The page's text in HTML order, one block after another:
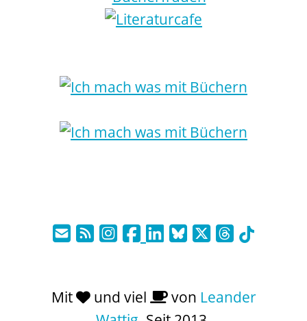
Mit und viel von Leander